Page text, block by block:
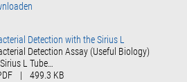
Detection with the Sirius L
Detection Assay (Useful Biology)
L Tube…
|
499.3 KB